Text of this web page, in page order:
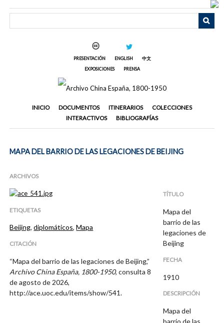
PRESENTACIÓN ENGLISH
中文
EXPOSICIONES
PRENSA
INICIO DOCUMENTOS ITINERARIOS
COLECCIONES
INTERACTIVOS
BIBLIOGRAFÍAS
MAPA DEL BARRIO DE LAS LEGACIONES DE BEIJING
ARCHIVOS
ETIQUETAS
Beijing,diplomáticos,Mapa
CITACIÓN
“Mapa del barrio de las legaciones de Beijing,”
Archivo China España, 1800-1950, consulta 8
de agosto de 2026,
http://ace.uoc.edu/items/show/541.
TÍTULO
Mapa del
barrio de las
legaciones de
Beijing
FECHA
1910
DESCRIPCIÓN
Mapa del
barrio de las